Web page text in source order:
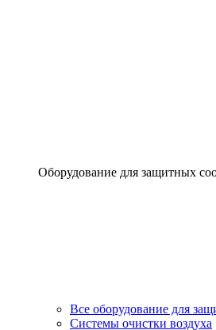
Оборудование для защитных
Все оборудование для
Системы очистки воздуха